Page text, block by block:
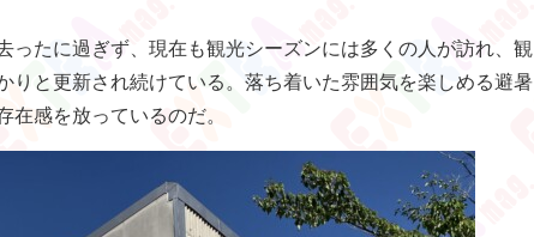
ったに過ぎず、現在も観光シーズンには多くの人が訪れ、観
りと更新され続けている。落ち着いた雰囲気を楽しめる避暑
在感を放っているのだ。